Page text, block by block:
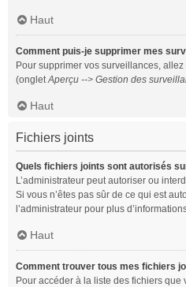
Haut
Comment puis-je supprimer mes
Pour supprimer vos surveillances,
(ongletAperçu --> Gestion des
Haut
Fichiers joints
Quels fichiers joints sont autorisés
L’administrateur peut autoriser ou
Si vous n’êtes pas sûr de ce qui est
l’administrateur pour plus
Haut
Comment trouver tous mes fichiers
Pour accéder à la liste des fichiers